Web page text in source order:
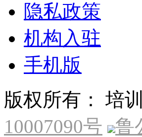
隐私政策
机构入驻
手机版
版权所有： 培
10007090号
鲁